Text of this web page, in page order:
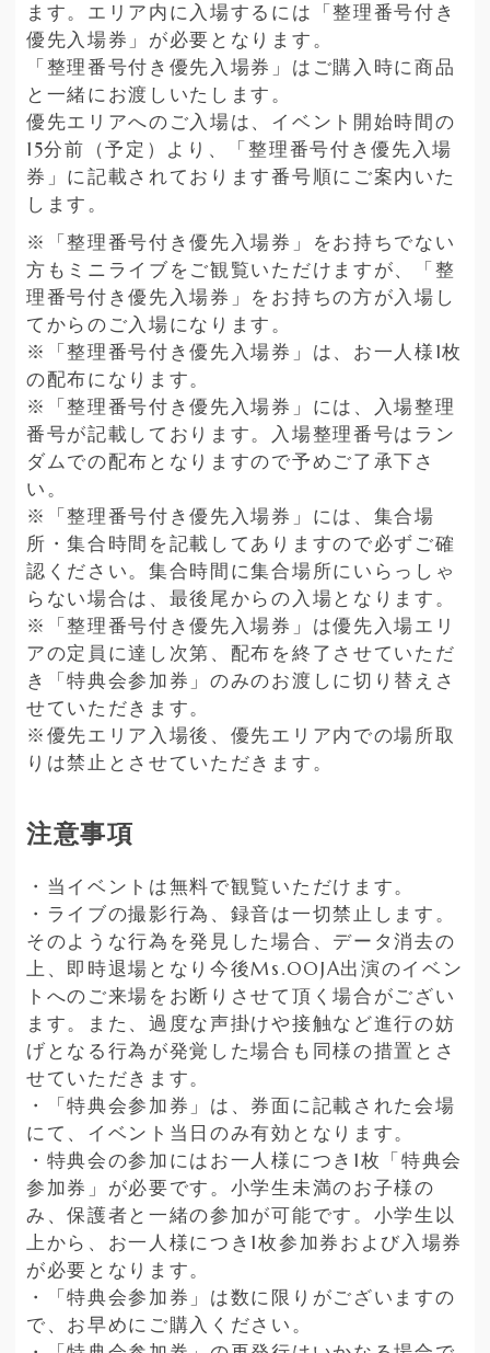
ます。エリア内に入場するには「整理番号付き
優先入場券」が必要となります。
「整理番号付き優先入場券」はご購入時に商品
と一緒にお渡しいたします。
優先エリアへのご入場は、イベント開始時間の
15分前（予定）より、「整理番号付き優先入場
券」に記載されております番号順にご案内いた
します。
※「整理番号付き優先入場券」をお持ちでない
方もミニライブをご観覧いただけますが、「整
理番号付き優先入場券」をお持ちの方が入場し
てからのご入場になります。
※「整理番号付き優先入場券」は、お一人様1枚
の配布になります。
※「整理番号付き優先入場券」には、入場整理
番号が記載しております。入場整理番号はラン
ダムでの配布となりますので予めご了承下さ
い。
※「整理番号付き優先入場券」には、集合場
所・集合時間を記載してありますので必ずご確
認ください。集合時間に集合場所にいらっしゃ
らない場合は、最後尾からの入場となります。
※「整理番号付き優先入場券」は優先入場エリ
アの定員に達し次第、配布を終了させていただ
き「特典会参加券」のみのお渡しに切り替えさ
せていただきます。
※優先エリア入場後、優先エリア内での場所取
りは禁止とさせていただきます。
注意事項
・当イベントは無料で観覧いただけます。
・ライブの撮影行為、録音は一切禁止します。
そのような行為を発見した場合、データ消去の
上、即時退場となり今後Ms.OOJA出演のイベン
トへのご来場をお断りさせて頂く場合がござい
ます。また、過度な声掛けや接触など進行の妨
げとなる行為が発覚した場合も同様の措置とさ
せていただきます。
・「特典会参加券」は、券面に記載された会場
にて、イベント当日のみ有効となります。
・特典会の参加にはお一人様につき1枚「特典会
参加券」が必要です。小学生未満のお子様の
み、保護者と一緒の参加が可能です。小学生以
上から、お一人様につき1枚参加券および入場券
が必要となります。
・「特典会参加券」は数に限りがございますの
で、お早めにご購入ください。